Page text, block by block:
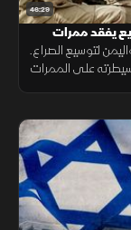
46:29
يفقد ممرات
لتوسيع الصراع.
على الممرات